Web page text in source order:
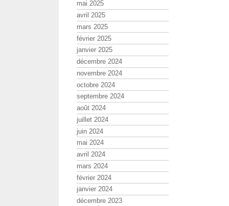
mai 2025
avril 2025
mars 2025
février 2025
janvier 2025
décembre 2024
novembre 2024
octobre 2024
septembre 2024
août 2024
juillet 2024
juin 2024
mai 2024
avril 2024
mars 2024
février 2024
janvier 2024
décembre 2023